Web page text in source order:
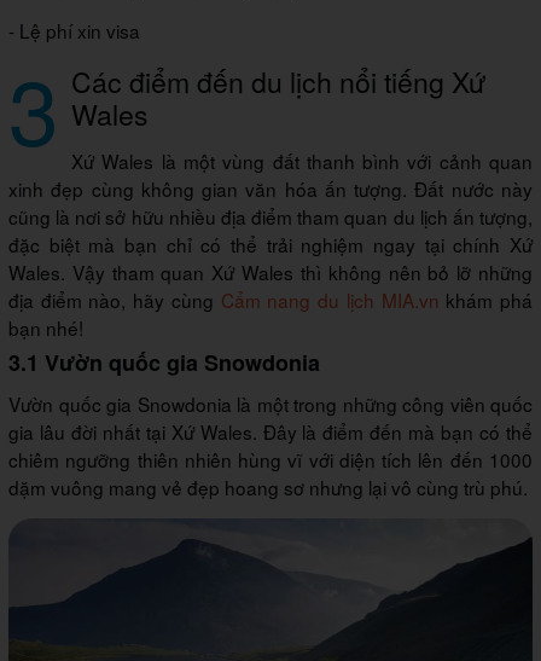
- Lệ phí xin visa
3 Các điểm đến du lịch nổi tiếng Xứ
Wales
Xứ Wales là một vùng đất thanh bình với cảnh quan
xinh đẹp cùng không gian văn hóa ấn tượng. Đất nước này
cũng là nơi sở hữu nhiều địa điểm tham quan du lịch ấn tượng,
đặc biệt mà bạn chỉ có thể trải nghiệm ngay tại chính Xứ
Wales. Vậy tham quan Xứ Wales thì không nên bỏ lỡ những
địa điểm nào, hãy cùng Cẩm nang du lịch MIA.vn khám phá
bạn nhé!
3.1 Vườn quốc gia Snowdonia
Vườn quốc gia Snowdonia là một trong những công viên quốc
gia lâu đời nhất tại Xứ Wales. Đây là điểm đến mà bạn có thể
chiêm ngưỡng thiên nhiên hùng vĩ với diện tích lên đến 1000
dặm vuông mang vẻ đẹp hoang sơ nhưng lại vô cùng trù phú.